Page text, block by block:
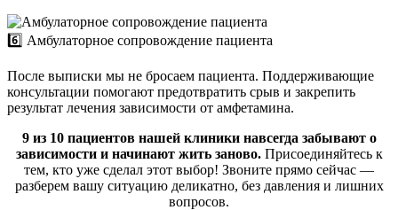
6️⃣ Амбулаторное сопровождение пациента
После выписки мы не бросаем пациента. Поддерживающие
консультации помогают предотвратить срыв и закрепить
результат лечения зависимости от амфетамина.
9 из 10 пациентов нашей клиники навсегда забывают о
зависимости и начинают жить заново.Присоединяйтесь к
тем, кто уже сделал этот выбор! Звоните прямо сейчас —
разберем вашу ситуацию деликатно, без давления и лишних
вопросов.